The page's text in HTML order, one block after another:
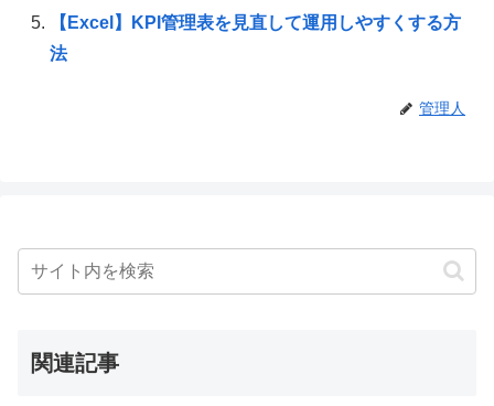
【Excel】KPI管理表を見直して運用しやすくする方
法
管理人
関連記事